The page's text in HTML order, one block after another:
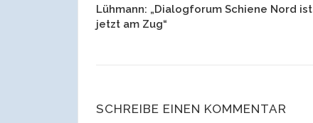
Lühmann: „Dialogforum Schiene Nord ist
jetzt am Zug“
SCHREIBE EINEN KOMMENTAR